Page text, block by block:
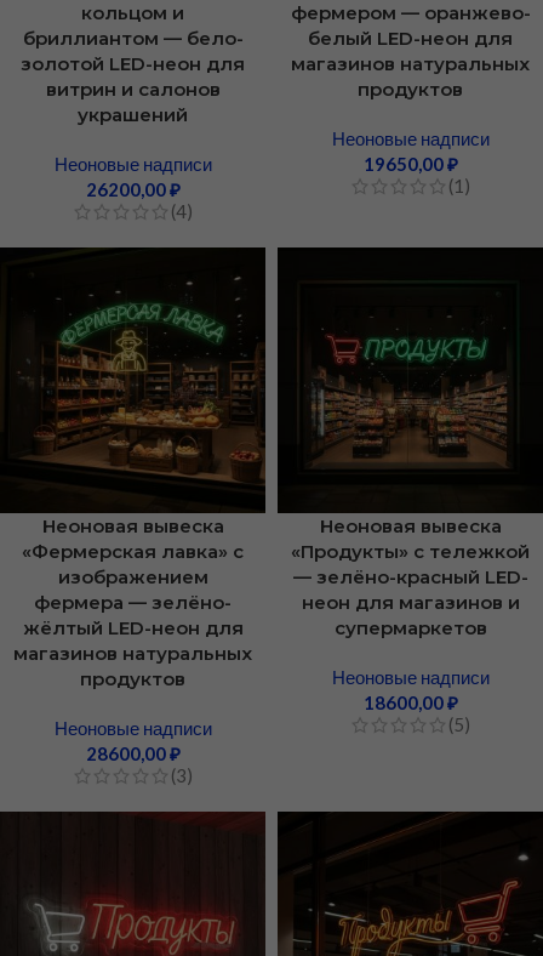
кольцом и
бриллиантом — бело-
золотой LED-неон для
витрин и салонов
украшений
Неоновые надписи
26200,00₽
(4)
фермером — оранжево-
белый LED-неон для
магазинов натуральных
продуктов
Неоновые надписи
19650,00₽
(1)
Неоновая вывеска
«Фермерская лавка» с
изображением
фермера — зелёно-
жёлтый LED-неон для
магазинов натуральных
продуктов
Неоновые надписи
28600,00₽
(3)
Неоновая вывеска
«Продукты» с тележкой
— зелёно-красный LED-
неон для магазинов и
супермаркетов
Неоновые надписи
18600,00₽
(5)